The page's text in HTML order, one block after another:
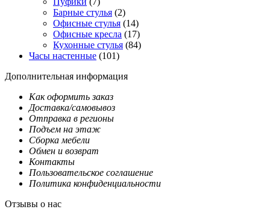
Барные стулья (2)
Офисные стулья (14)
Офисные кресла (17)
Кухонные стулья (84)
Часы настенные (101)
Дополнительная информация
Как оформить заказ
Доставка/самовывоз
Отправка в регионы
Подъем на этаж
Сборка мебели
Обмен и возврат
Контакты
Пользовательское соглашение
Политика конфиденциальности
Отзывы о нас